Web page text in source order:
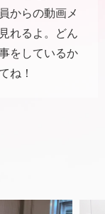
からの動画メ
れるよ。どん
をしているか
ね！